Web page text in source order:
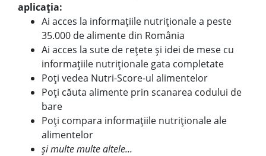
aplicația:
Ai acces la informațiile nutriționale a peste
35.000 de alimente din România
Ai acces la sute de rețete și idei de mese cu
informațiile nutriționale gata completate
Poți vedea Nutri-Score-ul alimentelor
Poți căuta alimente prin scanarea codului de
bare
Poți compara informațiile nutriționale ale
alimentelor
și multe multe altele...